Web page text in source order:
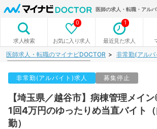
医師の求人・転職・アル
求人検索 お気に入り求人
0
最近見た求人
1
医師求人・転職のマイナビDOCTOR 非常勤(アルバ
非常勤(アルバイト)求人 募集停止
【埼玉県／越谷市】病棟管理メイ
1回4万円のゆったりめ当直バイト
勤）